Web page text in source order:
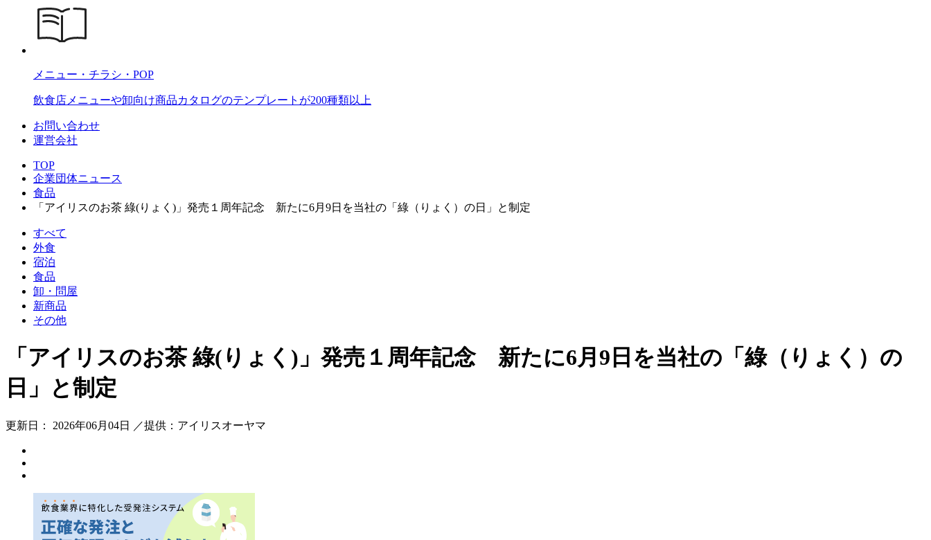
メニュー・チラシ・POP
飲食店メニューや卸向け商品カタログのテンプレートが200種類以上
お問い合わせ
運営会社
TOP
企業団体ニュース
食品
「アイリスのお茶 綠(りょく)」発売１周年記念 新たに6月9日を当社の「綠（りょく）の日」と制定
すべて
外食
宿泊
食品
卸・問屋
新商品
その他
「アイリスのお茶 綠(りょく)」発売１周年記念 新たに6月9日を当社の「綠（りょく）の
日」と制定
更新日： 2026年06月04日 ／提供：アイリスオーヤマ